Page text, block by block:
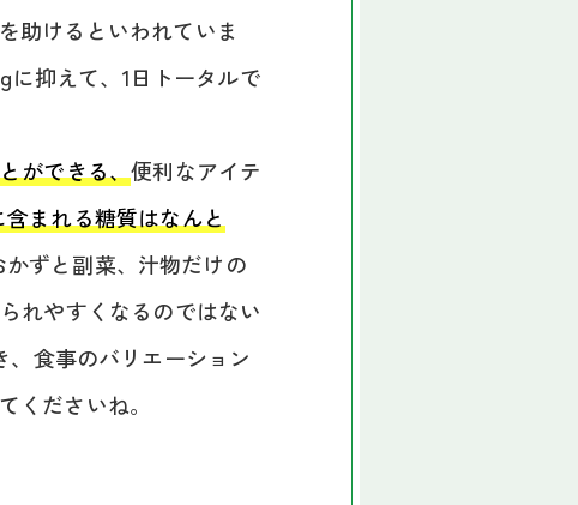
助けるといわれていま
抑えて、1日トータルで
ができる、便利なアイテ
まれる糖質はなんと
ずと副菜、汁物だけの
れやすくなるのではない
、食事のバリエーション
ださいね。